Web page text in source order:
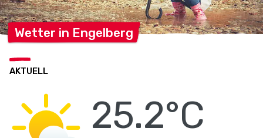
Wetter in Engelberg
AKTUELL
25.2°C